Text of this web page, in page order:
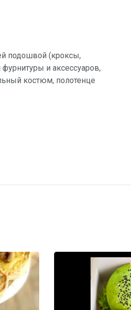
подошвой (кроксы,
и аксессуаров,
костюм, полотенце